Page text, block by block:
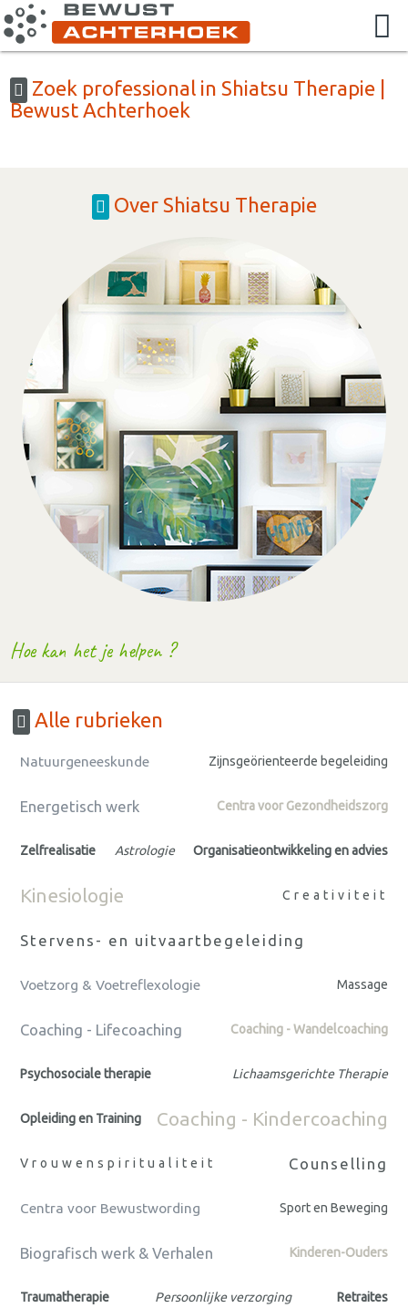
Zoek professional in Shiatsu Therapie |
Bewust Achterhoek
Over Shiatsu Therapie
Hoe kan het je helpen ?
Alle rubrieken
Natuurgeneeskunde Zijnsgeörienteerde begeleiding
Energetisch werk Centra voor Gezondheidszorg
Zelfrealisatie Astrologie Organisatieontwikkeling en advies
Kinesiologie Creativiteit
Stervens- en uitvaartbegeleiding
Voetzorg & Voetreflexologie Massage
Coaching - Lifecoaching Coaching - Wandelcoaching
Psychosociale therapie Lichaamsgerichte Therapie
Opleiding en Training Coaching - Kindercoaching
Vrouwenspiritualiteit Counselling
Centra voor Bewustwording Sport en Beweging
Biografisch werk & Verhalen Kinderen-Ouders
Traumatherapie Persoonlijke verzorging Retraites